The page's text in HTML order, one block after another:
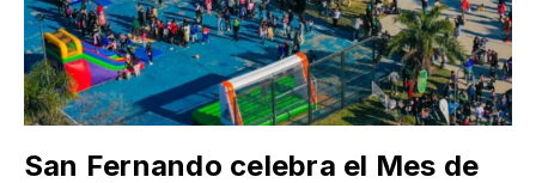
San Fernando celebra el Mes de